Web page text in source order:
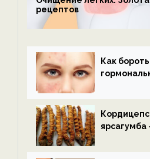
рецептов
Как
ярсагумба